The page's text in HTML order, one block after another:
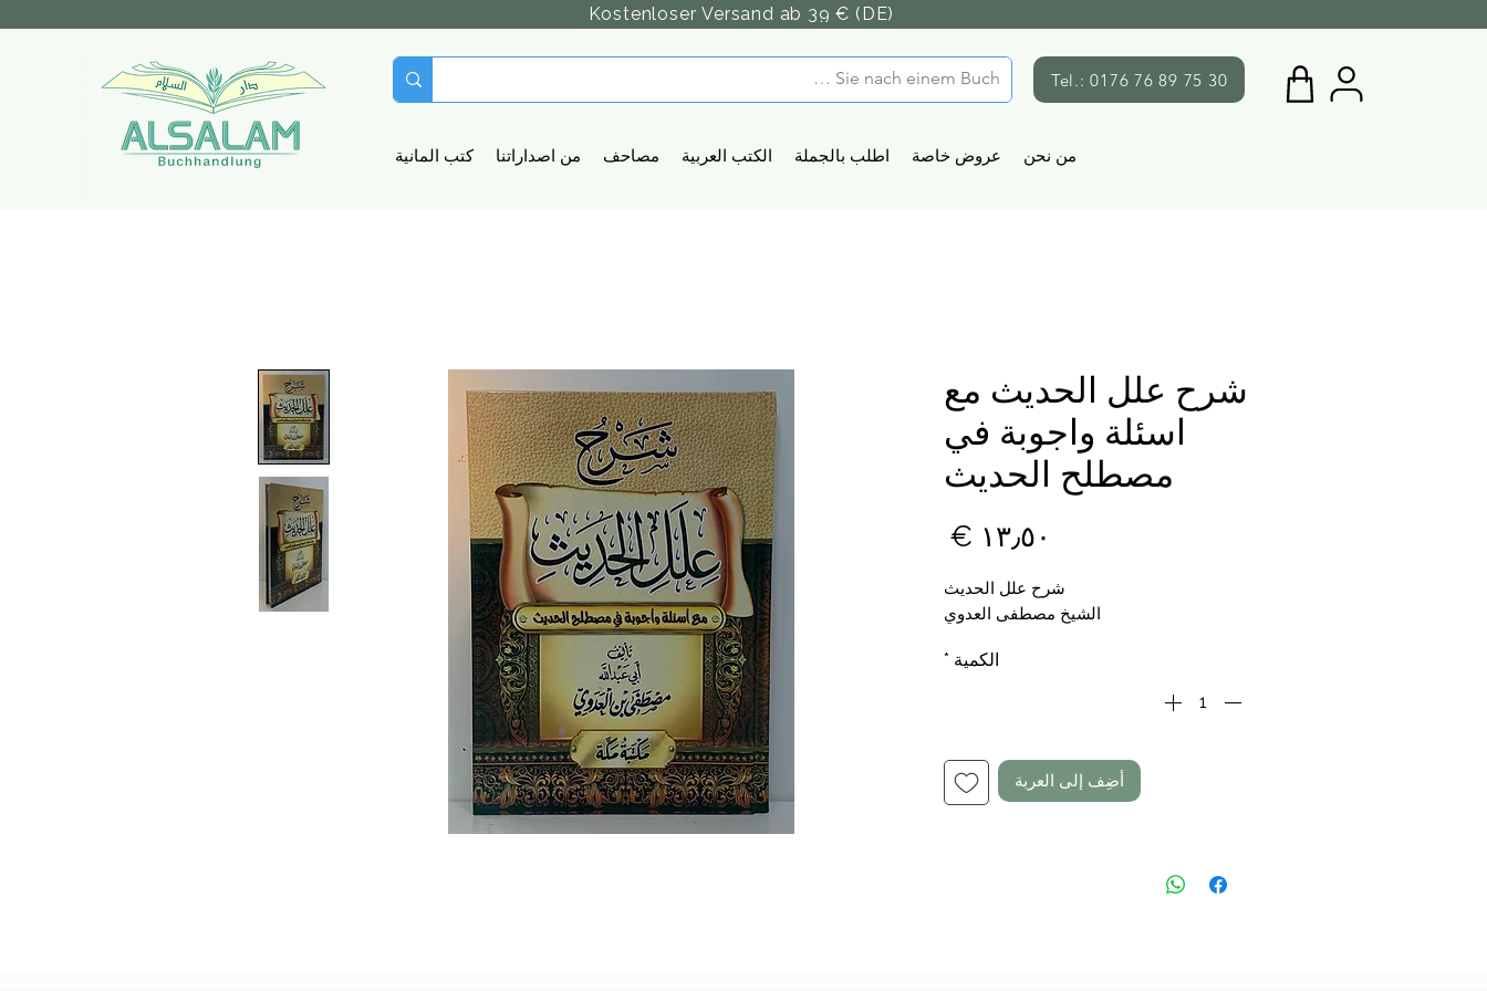
Kostenloser Versand ab 39 € (DE)
Tel.: 0176 76 89 75 30
كتب المانية من اصداراتنا مصاحف الكتب العربية اطلب بالجملة عروض خاصة من نحن
شرح علل الحديث مع
اسئلة واجوبة في
مصطلح الحديث
شرح علل الحديث
الشيخ مصطفى العدوي
الكمية *
أضِف إلى العربة